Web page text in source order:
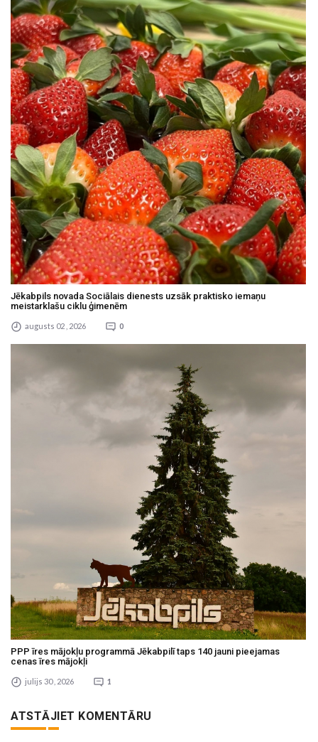
Jēkabpils novada Sociālais dienests uzsāk praktisko iemaņu
meistarklašu ciklu ģimenēm
augusts 02 , 2026 0
PPP īres mājokļu programmā Jēkabpilī taps 140 jauni pieejamas
cenas īres mājokļi
julijs 30 , 2026 1
ATSTĀJIET KOMENTĀRU